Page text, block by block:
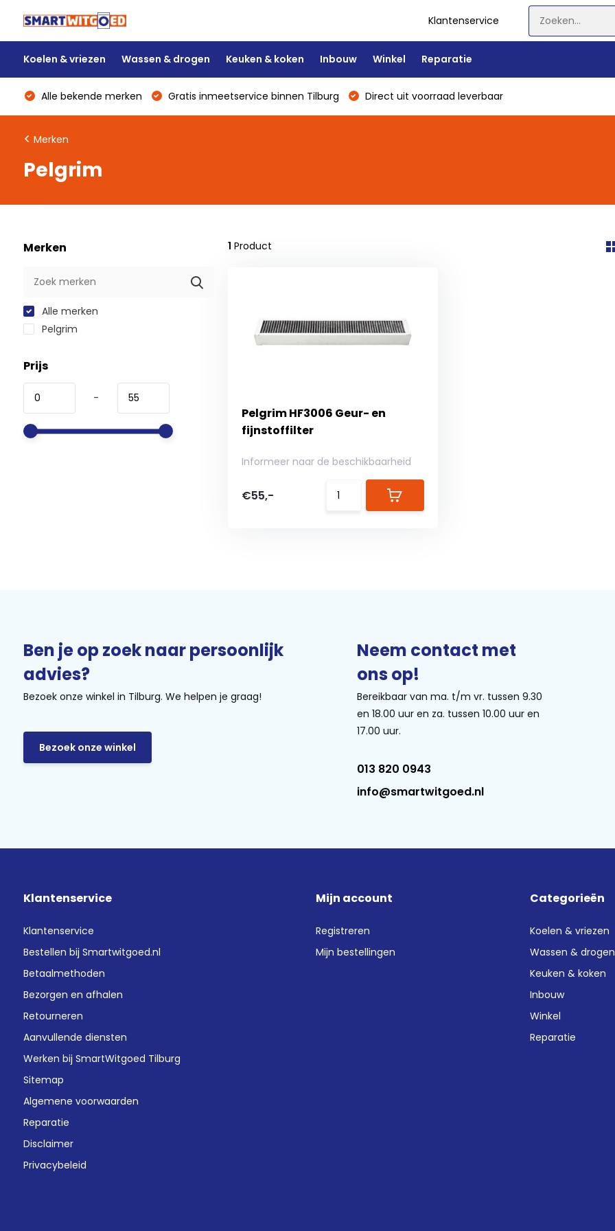
Klantenservice
Koelen & vriezen Wassen & drogen Keuken & koken Inbouw Winkel Reparatie
Alle bekende merken Gratis inmeetservice binnen Tilburg Direct uit voorraad leverbaar
Merken
Pelgrim
Merken
Alle merken
Pelgrim
Prijs
-
1 Product
Pelgrim HF3006 Geur- en
fijnstoffilter
Informeer naar de beschikbaarheid
€55,-
Ben je op zoek naar persoonlijk
advies?
Bezoek onze winkel in Tilburg. We helpen je graag!
Bezoek onze winkel
Neem contact met
ons op!
Bereikbaar van ma. t/m vr. tussen 9.30
en 18.00 uur en za. tussen 10.00 uur en
17.00 uur.
013 820 0943
info@smartwitgoed.nl
Klantenservice
Klantenservice
Bestellen bij Smartwitgoed.nl
Betaalmethoden
Bezorgen en afhalen
Retourneren
Aanvullende diensten
Werken bij SmartWitgoed Tilburg
Sitemap
Algemene voorwaarden
Reparatie
Disclaimer
Privacybeleid
Mijn account
Registreren
Mijn bestellingen
Categorieën
Koelen & vriezen
Wassen & drogen
Keuken & koken
Inbouw
Winkel
Reparatie